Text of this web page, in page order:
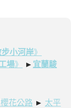
步小河岸》
場》 ►宜蘭駿
花公路 ► 太平